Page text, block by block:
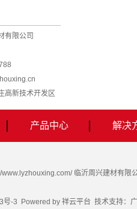
有限公司
高新技术开发区
产品中心 解决
临沂周兴建材有限
号-3 Powered by 祥云平台 技术支持：